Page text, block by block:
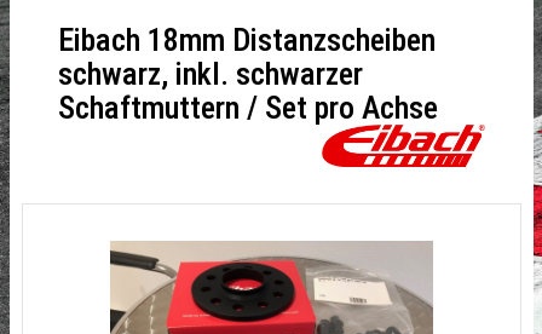
Eibach 18mm Distanzscheiben
schwarz, inkl. schwarzer
Schaftmuttern / Set pro Achse